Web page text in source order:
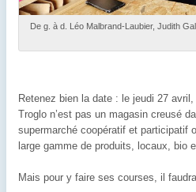
De g. à d. Léo Malbrand-Laubier, Judith
Retenez bien la date : le jeudi 27
Troglo n’est pas un magasin creusé
supermarché coopératif et participatif
large gamme de produits, locaux, bio
Mais pour y faire ses courses, il